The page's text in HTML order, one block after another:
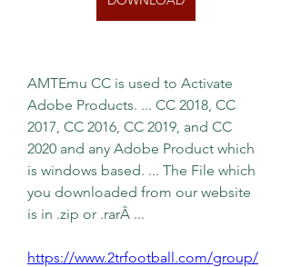
AMTEmu CC is used to Activate
Adobe Products. ... CC 2018, CC
2017, CC 2016, CC 2019, and CC
2020 and any Adobe Product which
is windows based. ... The File which
you downloaded from our website
is in .zip or .rarÂ ...
https://www.2trfootball.com/group/